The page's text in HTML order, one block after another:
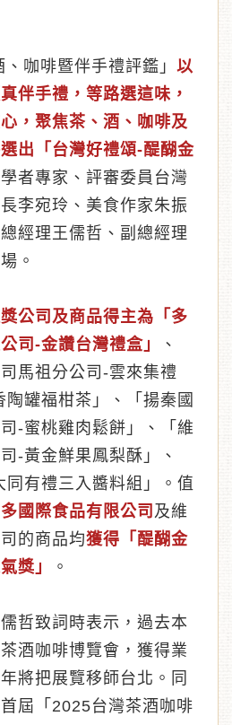
、咖啡暨伴手禮評鑑」以
伴手禮，等路選這味，
，聚焦茶、酒、咖啡及
出「台灣好禮頌-醍醐金
學者專家、評審委員台灣
李宛玲、美食作家朱振
經理王儒哲、副總經理
。
公司及商品得主為「多
司-金讚台灣禮盒」
、
馬祖分公司-雲來集禮
罐福柑茶」、「揚秦國
-蜜桃雞肉鬆餅」、「維
-黃金鮮果鳳梨酥」、
同有禮三入醬料組」。值
國際食品有限公司 及維
的商品均獲得「醍醐金
獎」
。
哲致詞時表示，過去本
酒咖啡博覽會，獲得業
將把展覽移師台北。同
屆「2025台灣茶酒咖啡